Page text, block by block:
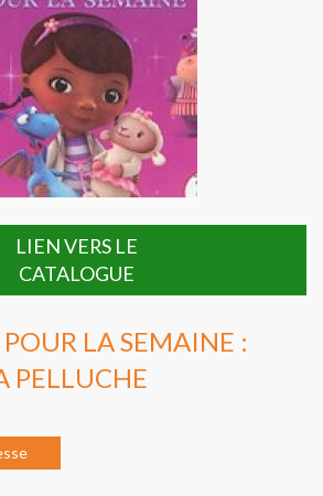
LIEN VERS LE
CATALOGUE
LA SEMAINE :
PELLUCHE